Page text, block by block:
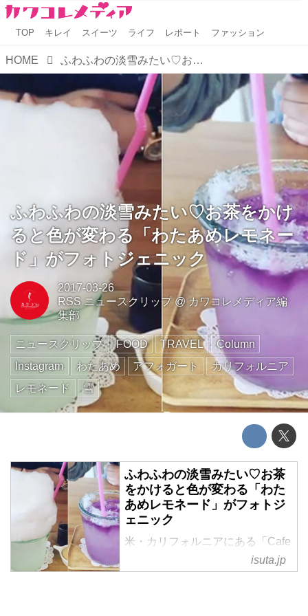
TOP キレイ スイーツ ライフ レポート ファッション
HOME ふわふわの淡雪みたい♡お茶をかけると色が変わる「わたあめレモネード」がフォトジェニック
ふわふわの淡雪みたい♡お茶をかけ
ると色が変わる「わたあめレモネー
ド」がフォトジェニック
2017-03-26
RSS ニュースクリップ@ カワコレメディア編
集部
ニュースクリップ FOOD TRAVEL
Column
Instagram
わたあめ アフォガート
カリフォルニア
レモネード
雪
ふわふわの淡雪みたい♡お茶
をかけると色が変わる「わた
あめレモネード」がフォトジ
ェニック
米・カリフォルニアにある「Cafe
Maji」では、とってもフォトジェ
ニックなレモネードを提供してい
isuta.jp